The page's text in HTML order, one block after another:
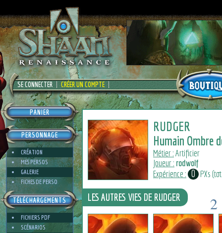
SE CONNECTER CRÉER UN COMPTE
PANIER
PERSONNAGE
CRÉATION
MES PERSOS
GALERIE
FICHES DE PERSO
TÉLÉCHARGEMENTS
FICHIERS PDF
SCÉNARIOS
RUDGER
Humain Ombre
Métier :Artificier
Joueur : rodwolf
Expérience : 0 PXs
2
2
LES AUTRES VIES DE RUDGER